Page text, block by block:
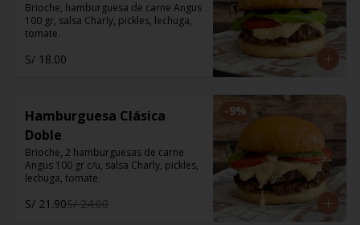
Brioche, hamburguesa de carne Angus
100 gr, salsa Charly, pickles, lechuga,
tomate.
S/ 18.00
-9%
Hamburguesa Clásica
Doble
Brioche, 2 hamburguesas de carne
Angus 100 gr c/u, salsa Charly, pickles,
lechuga, tomate.
S/ 21.90S/ 24.00